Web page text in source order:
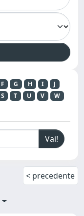
F G H I
J
S T U V
W
< precedente